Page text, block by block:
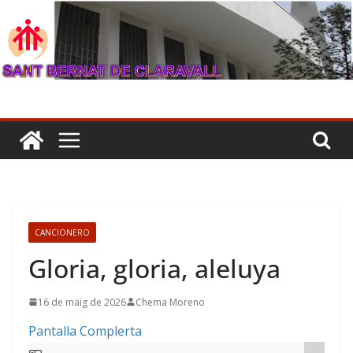
to
content
CANCIONERO
Gloria, gloria, aleluya
16 de maig de 2026 Chema Moreno
Pantalla Complerta